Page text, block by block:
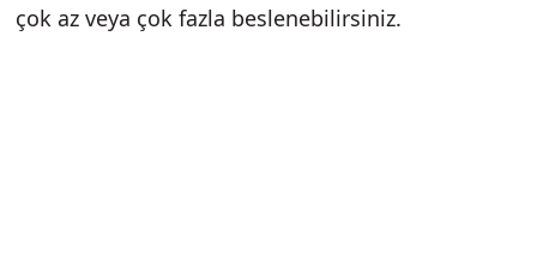
çok az veya çok fazla beslenebilirsiniz.